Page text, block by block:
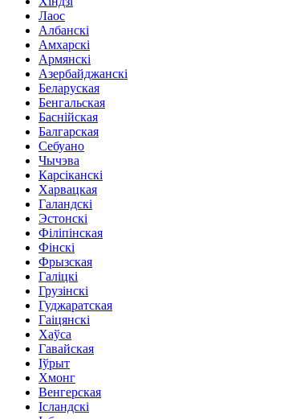
Лаос
Албанскі
Амхарскі
Армянскі
Азербайджанскі
Беларуская
Бенгальская
Баснійская
Балгарская
Себуано
Чычэва
Карсіканскі
Харвацкая
Галандскі
Эстонскі
Філіпінская
Фінскі
Фрызская
Галіцкі
Грузінскі
Гуджаратская
Гаіцянскі
Хаўса
Гавайская
Іўрыт
Хмонг
Венгерская
Ісландскі